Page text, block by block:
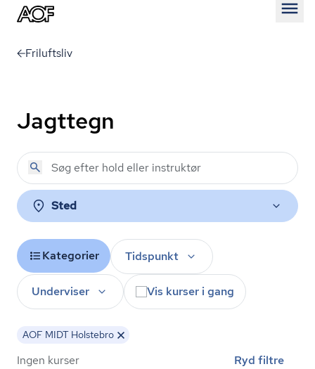
Friluftsliv
Jagttegn
Sted
Kategorier Tidspunkt
Underviser Vis kurser i gang
AOF MIDT Holstebro
Ingen kurser Ryd filtre